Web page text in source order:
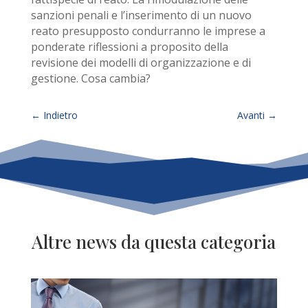
sanzioni penali e l’inserimento di un nuovo
reato presupposto condurranno le imprese a
ponderate riflessioni a proposito della
revisione dei modelli di organizzazione e di
gestione. Cosa cambia?
← Indietro Avanti →
Altre news da questa categoria